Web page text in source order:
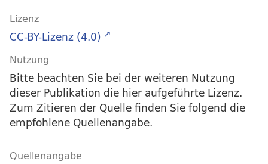
Lizenz
CC-BY-Lizenz (4.0)
Nutzung
Bitte beachten Sie bei der weiteren Nutzung
dieser Publikation die hier aufgeführte Lizenz.
Zum Zitieren der Quelle finden Sie folgend die
empfohlene Quellenangabe.
Quellenangabe